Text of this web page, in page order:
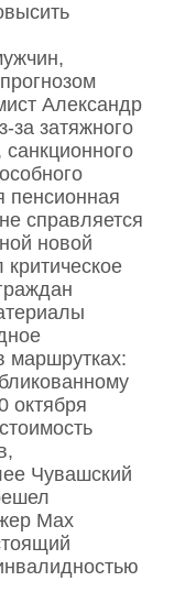
Александр
затяжного
пенсионная
справляется
новой
маршрутках:
октября
Чувашский
Max